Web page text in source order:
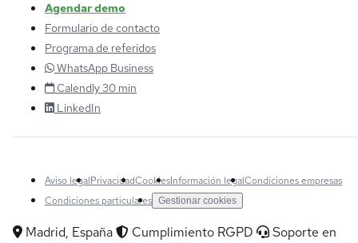
Agendar demo
Formulario de contacto
Programa de referidos
WhatsApp Business
Calendly 30 min
LinkedIn
Aviso legalPrivacidadCookiesInformación legalCondiciones empresas
Condiciones particulares Gestionar cookies
Madrid, España Cumplimiento RGPD
Soporte en